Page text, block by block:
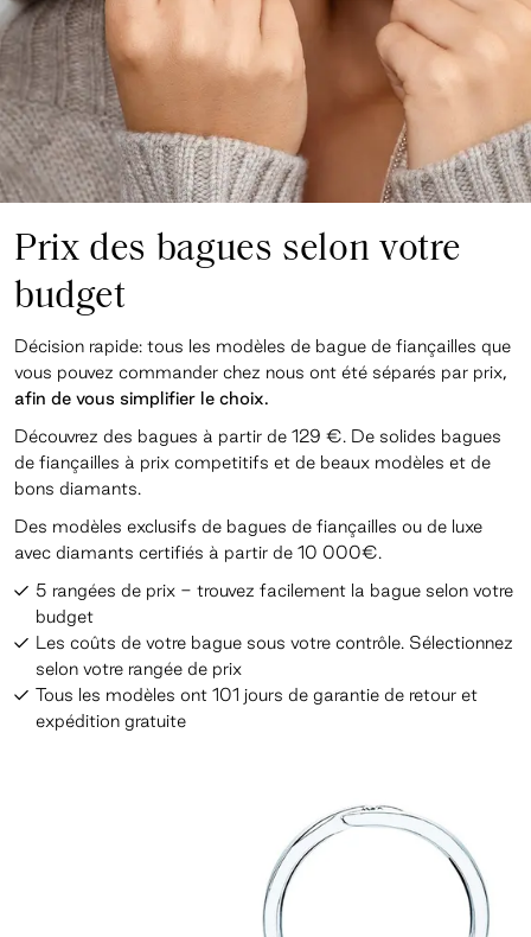
Prix des bagues selon votre
budget
Décision rapide: tous les modèles de bague de fiançailles que
vous pouvez commander chez nous ont été séparés par prix,
afin de vous simplifier le choix.
Découvrez des bagues à partir de 129 €. De solides bagues
de fiançailles à prix competitifs et de beaux modèles et de
bons diamants.
Des modèles exclusifs de bagues de fiançailles ou de luxe
avec diamants certifiés à partir de 10 000€.
5 rangées de prix - trouvez facilement la bague selon votre
budget
Les coûts de votre bague sous votre contrôle. Sélectionnez
selon votre rangée de prix
Tous les modèles ont 101 jours de garantie de retour et
expédition gratuite